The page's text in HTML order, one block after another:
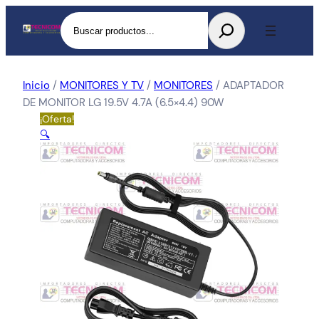
Buscar
Inicio / MONITORES Y TV / MONITORES / ADAPTADOR
DE MONITOR LG 19.5V 4.7A (6.5×4.4) 90W
¡Oferta!
🔍